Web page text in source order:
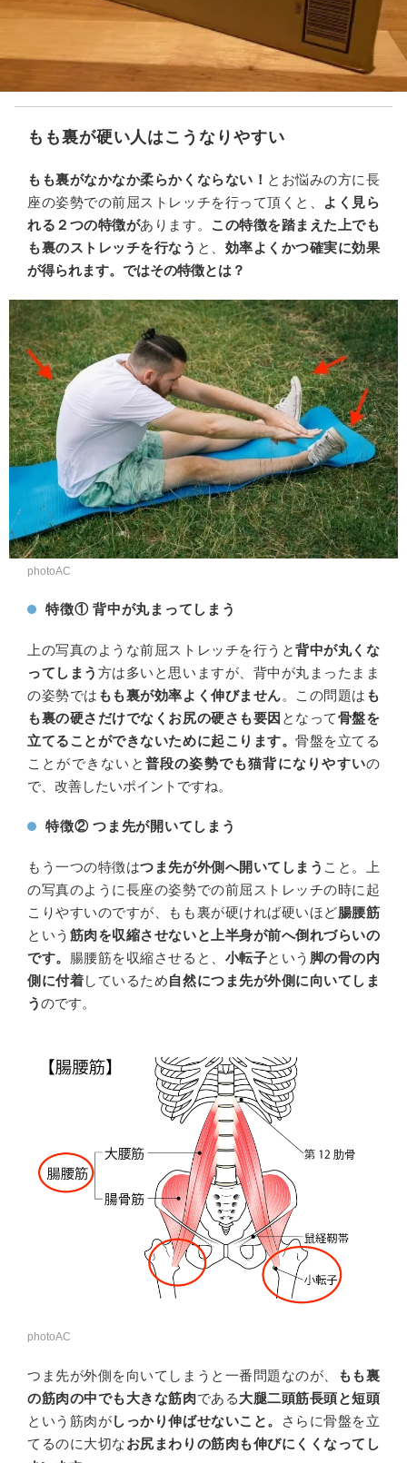
もも裏が硬い人はこうなりやすい
もも裏がなかなか柔らかくならない！ とお悩みの方に長
座の姿勢での前屈ストレッチを行って頂くと、 よく見ら
れる２つの特徴があります。 この特徴を踏まえた上でも
も裏のストレッチを行なう と、 効率よくかつ確実に効果
が得られます。ではその特徴とは？
photoAC
特徴① 背中が丸まってしまう
上の写真のような前屈ストレッチを行うと背中が丸くな
ってしまう 方は多いと思いますが、背中が丸まったまま
の姿勢では もも裏が効率よく伸びません。この問題は も
も裏の硬さだけでなくお尻の硬さも要因 となって骨盤を
立てることができないために起こります。骨盤を立てる
ことができないと 普段の姿勢でも猫背になりやすいの
で、改善したいポイントですね。
特徴② つま先が開いてしまう
もう一つの特徴はつま先が外側へ開いてしまう こと。上
の写真のように長座の姿勢での前屈ストレッチの時に起
こりやすいのですが、もも裏が硬ければ硬いほど腸腰筋
という 筋肉を収縮させないと上半身が前へ倒れづらいの
です。 腸腰筋を収縮させると、 小転子という 脚の骨の内
側に付着しているため自然につま先が外側に向いてしま
うのです。
photoAC
つま先が外側を向いてしまうと一番問題なのが、
もも裏
の筋肉の中でも大きな筋肉である大腿二頭筋長頭と短頭
という筋肉がしっかり伸ばせないこと。
さらに骨盤を立
てるのに大切なお尻まわりの筋肉も伸びにくくなってし